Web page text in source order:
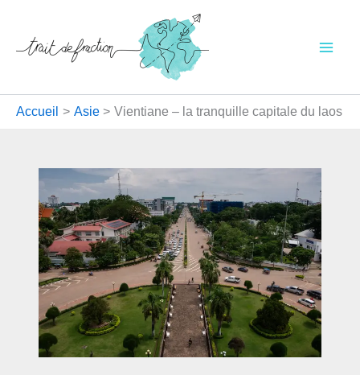
contenu
Accueil Asie Vientiane – la tranquille capitale du laos